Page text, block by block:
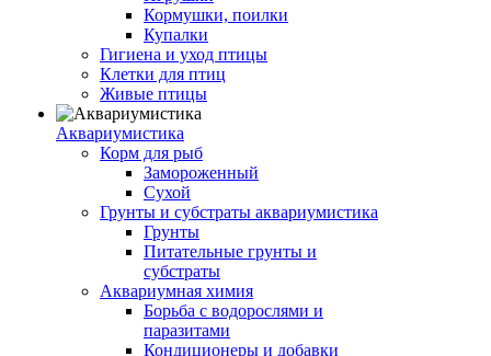
Кормушки, поилки
Купалки
Гигиена и уход птицы
Клетки для птиц
Живые птицы
Аквариумистика
Корм для рыб
Замороженный
Сухой
Грунты и субстраты аквариумистика
Грунты
Питательные грунты и
субстраты
Аквариумная химия
Борьба с водорослями и
паразитами
Кондиционеры и добавки